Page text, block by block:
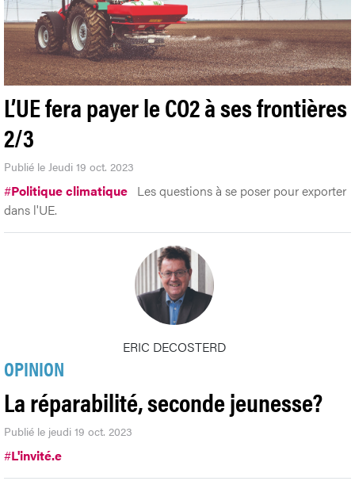
L’UE fera payer le CO2 à ses frontières
2/3
Publié le Jeudi 19 oct. 2023
#Politique climatique Les questions à se poser pour exporter
dans l'UE.
ERIC DECOSTERD
OPINION
La réparabilité, seconde jeunesse?
Publié le jeudi 19 oct. 2023
#L'invité.e